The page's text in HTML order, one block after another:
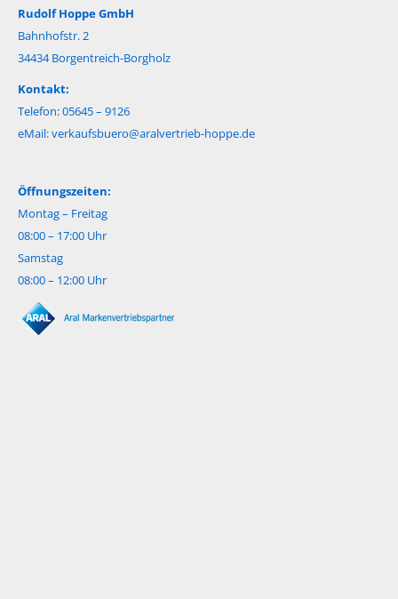
Rudolf Hoppe GmbH
Bahnhofstr. 2
34434 Borgentreich-Borgholz
Kontakt:
Telefon: 05645 – 9126
eMail:verkaufsbuero@aralvertrieb-hoppe.de
Öffnungszeiten:
Montag – Freitag
08:00 – 17:00 Uhr
Samstag
08:00 – 12:00 Uhr